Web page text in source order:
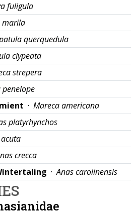
fuligula
marila
querquedula
clypeata
strepera
penelope
· Mareca americana
platyrhynchos
crecca
·Anas carolinensis